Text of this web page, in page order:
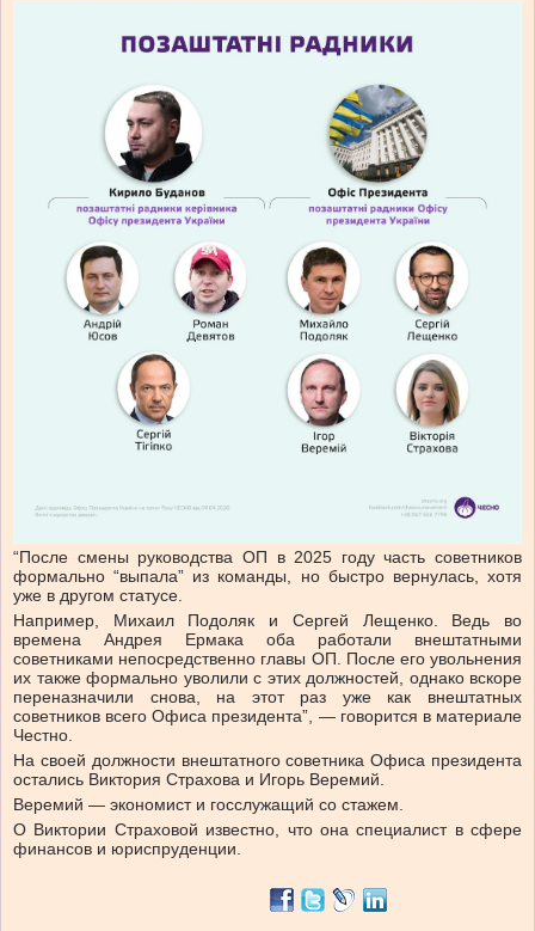
“После смены руководства ОП в 2025 году часть советников
формально “выпала” из команды, но быстро вернулась, хотя
уже в другом статусе.
Например, Михаил Подоляк и Сергей Лещенко. Ведь во
времена Андрея Ермака оба работали внештатными
советниками непосредственно главы ОП. После его увольнения
их также формально уволили с этих должностей, однако вскоре
переназначили снова, на этот раз уже как внештатных
советников всего Офиса президента”, — говорится в материале
Честно.
На своей должности внештатного советника Офиса президента
остались Виктория Страхова и Игорь Веремий.
Веремий — экономист и госслужащий со стажем.
О Виктории Страховой известно, что она специалист в сфере
финансов и юриспруденции.